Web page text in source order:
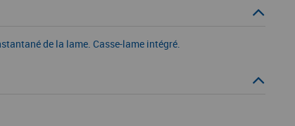
de la lame. Casse-lame intégré.